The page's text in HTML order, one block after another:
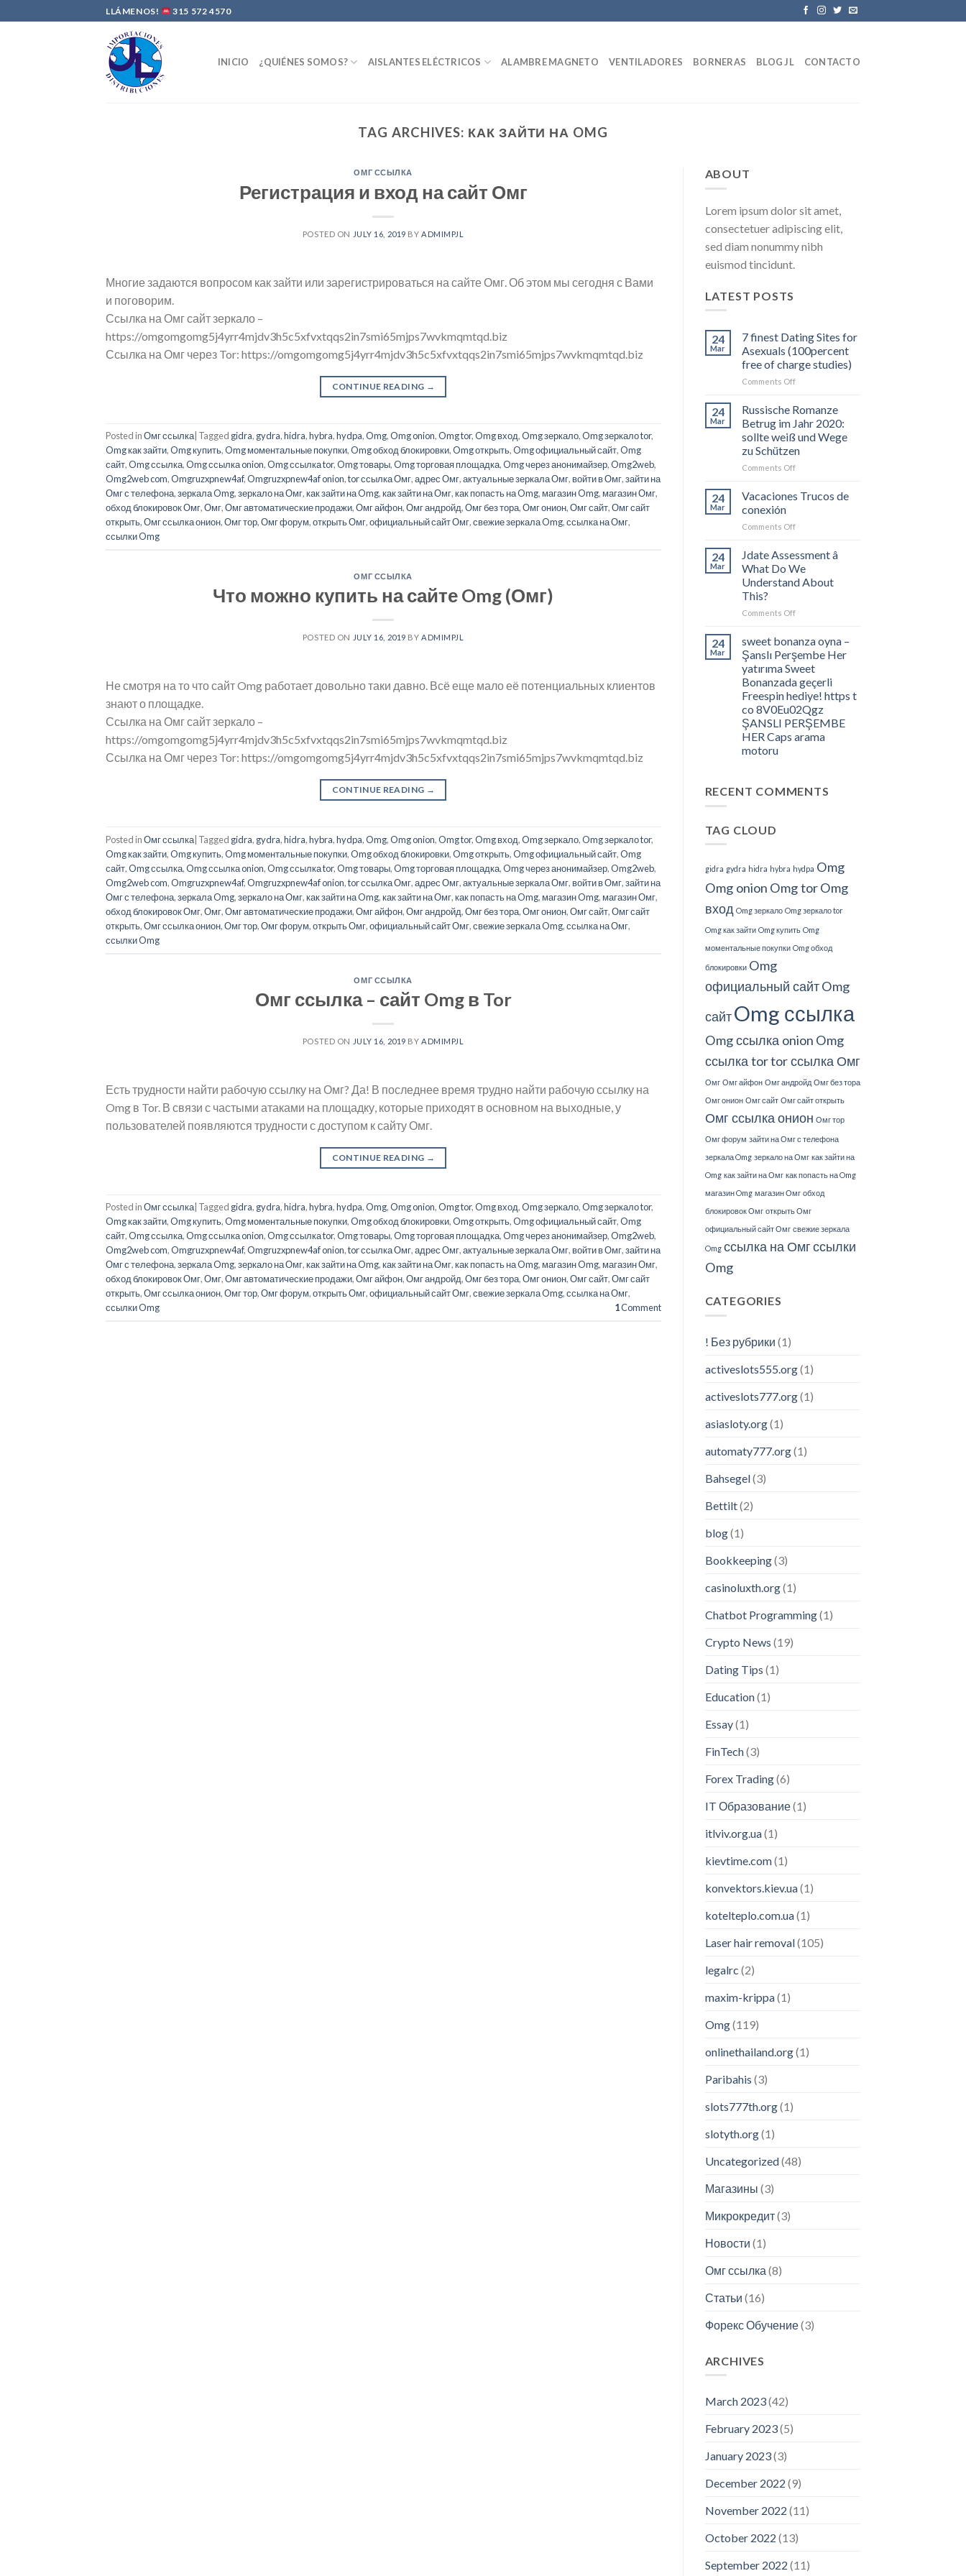
to
LLÁMENOS! 315 572 4570
INICIO ¿QUIÉNES SOMOS? AISLANTES ELÉCTRICOS ALAMBRE MAGNETO VENTILADORES BORNERAS BLOG JL CONTACTO
TAG ARCHIVES: КАК ЗАЙТИ НА OMG
ОМГ ССЫЛКА
Регистрация и вход на сайт Омг
POSTED ON JULY 16, 2019 BYADMIMPJL
Многие задаются вопросом как зайти или зарегистрироваться на сайте Омг. Об этом мы сегодня с Вами
и поговорим.
Ссылка на Омг сайт зеркало –
https://omgomgomg5j4yrr4mjdv3h5c5xfvxtqqs2in7smi65mjps7wvkmqmtqd.biz
Ссылка на Омг через Tor: https://omgomgomg5j4yrr4mjdv3h5c5xfvxtqqs2in7smi65mjps7wvkmqmtqd.biz
CONTINUE READING →
Posted inОмг ссылка Tagged gidra, gydra,hidra,hybra,hydpa,Omg,Omg onion,Omg tor,Omg вход,Omg зеркало,Omg зеркало tor,
Omg как зайти,Omg купить,Omg моментальные покупки,Omg обход блокировки,Omg открыть,Omg официальный сайт,Omg
сайт,Omg ссылка,Omg ссылка onion,Omg ссылка tor,Omg товары,Omg торговая площадка,Omg через анонимайзер,Omg2web,
Omg2web com,Omgruzxpnew4af,Omgruzxpnew4af onion,tor ссылка Омг,адрес Омг,актуальные зеркала Омг, войти в Омг,зайти на
Омг с телефона,зеркала Omg,зеркало на Омг,как зайти на Omg,как зайти на Омг,как попасть на Omg, магазин Omg, магазин Омг,
обход блокировок Омг,Омг,Омг автоматические продажи,Омг айфон,Омг андройд,Омг без тора,Омг онион,Омг сайт,Омг сайт
открыть,Омг ссылка онион,Омг тор,Омг форум,открыть Омг,официальный сайт Омг,свежие зеркала Omg,ссылка на Омг,
ссылки Omg
ОМГ ССЫЛКА
Что можно купить на сайте Omg (Омг)
POSTED ON JULY 16, 2019 BYADMIMPJL
Не смотря на то что сайт Omg работает довольно таки давно. Всё еще мало её потенциальных клиентов
знают о площадке.
Ссылка на Омг сайт зеркало –
https://omgomgomg5j4yrr4mjdv3h5c5xfvxtqqs2in7smi65mjps7wvkmqmtqd.biz
Ссылка на Омг через Tor: https://omgomgomg5j4yrr4mjdv3h5c5xfvxtqqs2in7smi65mjps7wvkmqmtqd.biz
CONTINUE READING →
Posted inОмг ссылка Tagged gidra, gydra,hidra,hybra,hydpa,Omg,Omg onion,Omg tor,Omg вход,Omg зеркало,Omg зеркало tor,
Omg как зайти,Omg купить,Omg моментальные покупки,Omg обход блокировки,Omg открыть,Omg официальный сайт,Omg
сайт,Omg ссылка,Omg ссылка onion,Omg ссылка tor,Omg товары,Omg торговая площадка,Omg через анонимайзер,Omg2web,
Omg2web com,Omgruzxpnew4af,Omgruzxpnew4af onion,tor ссылка Омг,адрес Омг,актуальные зеркала Омг, войти в Омг,зайти на
Омг с телефона,зеркала Omg,зеркало на Омг,как зайти на Omg,как зайти на Омг,как попасть на Omg, магазин Omg, магазин Омг,
обход блокировок Омг,Омг,Омг автоматические продажи,Омг айфон,Омг андройд,Омг без тора,Омг онион,Омг сайт,Омг сайт
открыть,Омг ссылка онион,Омг тор,Омг форум,открыть Омг,официальный сайт Омг,свежие зеркала Omg,ссылка на Омг,
ссылки Omg
ОМГ ССЫЛКА
Омг ссылка – сайт Omg в Tor
POSTED ON JULY 16, 2019 BYADMIMPJL
Есть трудности найти рабочую ссылку на Омг? Да! В последнее время трудно найти рабочую ссылку на
Omg в Tor. В связи с частыми атаками на площадку, которые приходят в основном на выходные, у
пользователей появляются трудности с доступом к сайту Омг.
CONTINUE READING →
Posted inОмг ссылка| Tagged gidra, gydra,hidra,hybra,hydpa,Omg,Omg onion,Omg tor,Omg вход,Omg зеркало,Omg зеркало tor,
Omg как зайти,Omg купить,Omg моментальные покупки,Omg обход блокировки,Omg открыть,Omg официальный сайт,Omg
сайт,Omg ссылка,Omg ссылка onion,Omg ссылка tor,Omg товары,Omg торговая площадка,Omg через анонимайзер,Omg2web,
Omg2web com,Omgruzxpnew4af,Omgruzxpnew4af onion,tor ссылка Омг,адрес Омг,актуальные зеркала Омг, войти в Омг,зайти на
Омг с телефона,зеркала Omg,зеркало на Омг,как зайти на Omg,как зайти на Омг,как попасть на Omg, магазин Omg, магазин Омг,
обход блокировок Омг,Омг,Омг автоматические продажи,Омг айфон,Омг андройд,Омг без тора,Омг онион,Омг сайт,Омг сайт
открыть,Омг ссылка онион,Омг тор,Омг форум,открыть Омг,официальный сайт Омг,свежие зеркала Omg,ссылка на Омг,
ссылки Omg
1Comment
ABOUT
Lorem ipsum dolor sit amet,
consectetuer adipiscing elit,
sed diam nonummy nibh
euismod tincidunt.
LATEST POSTS
24
Mar
7 finest Dating Sites for
Asexuals (100percent
free of charge studies)
Comments Offon
finest
Sites
for
Asexuals
(100percent
of
charge
24
Mar
Russische Romanze
Betrug im Jahr 2020:
sollte weiß und Wege
zu Schützen
Comments Offon
Romanze
Jahr
sollte
weiß
und
Wege
Schützen
24
Mar
Vacaciones Trucos de
conexión
Comments Offon
conexión
24
Mar
Jdate Assessment â
What Do We
Understand About
This?
Comments Offon
What
Do
We
Understand
About
This?
24
Mar
sweet bonanza oyna –
Şanslı Perşembe Her
yatırıma Sweet
Bonanzada geçerli
Freespin hediye! https t
co 8V0Eu02Qgz
ŞANSLI PERŞEMBE
HER Caps arama
motoru
RECENT COMMENTS
TAG CLOUD
gidra gydra hidra hybra hydpa Omg
Omg onion Omg tor Omg
вход Omg зеркало Omg зеркало tor
Omg как зайти Omg купить Omg
моментальные покупки Omg обход
блокировки Omg
официальный сайт Omg
сайт Omg ссылка
Omg ссылка onion Omg
ссылка tortor ссылка Омг
Омг Омг айфон Омг андройд Омг без тора
Омг онион Омг сайт Омг сайт открыть
Омг ссылка онион Омг тор
Омг форум зайти на Омг с телефона
зеркала Omg зеркало на Омг как зайти на
Omg как зайти на Омг как попасть на Omg
магазин Omg магазин Омг обход
блокировок Омг открыть Омг
официальный сайт Омг свежие зеркала
Omg ссылка на Омгссылки
Omg
CATEGORIES
! Без рубрики (1)
activeslots555.org(1)
activeslots777.org(1)
asiasloty.org(1)
automaty777.org(1)
Bahsegel(3)
Bettilt(2)
blog(1)
Bookkeeping(3)
casinoluxth.org(1)
Chatbot Programming(1)
Crypto News (19)
Dating Tips (1)
Education(1)
Essay(1)
FinTech(3)
Forex Trading(6)
IT Образование(1)
itlviv.org.ua(1)
kievtime.com(1)
konvektors.kiev.ua(1)
kotelteplo.com.ua(1)
Laser hair removal(105)
legalrc (2)
maxim-krippa(1)
Omg(119)
onlinethailand.org(1)
Paribahis (3)
slots777th.org(1)
slotyth.org(1)
Uncategorized(48)
Магазины (3)
Микрокредит(3)
Новости (1)
Омг ссылка (8)
Статьи (16)
Форекс Обучение(3)
ARCHIVES
March 2023(42)
February 2023(5)
January 2023(3)
December 2022 (9)
November 2022 (11)
October 2022 (13)
September 2022 (11)